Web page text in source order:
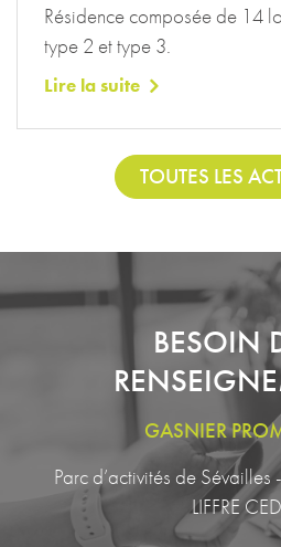
Résidence composée de 14
type 2 et type 3.
Lire la suite
TOUTES LES
BESOIN
GASNIER
Parc d’activités de
LIFFRE